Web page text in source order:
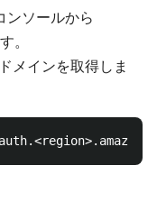
ソールから
。
メインを取得しま